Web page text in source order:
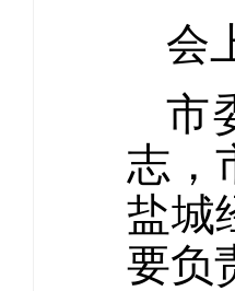
会
市
志，
盐城
要负